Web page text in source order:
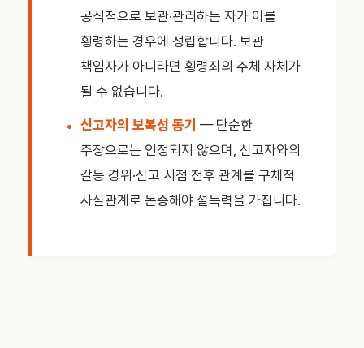
공식적으로 보관·관리하는 자가 이를
횡령하는 경우에 성립합니다. 보관
책임자가 아니라면 횡령죄의 주체 자체가
될 수 없습니다.
신고자의 보복성 동기 — 단순한
주장으로는 인정되지 않으며, 신고자와의
갈등 경위·신고 시점 전후 관계를 구체적
사실관계로 논증해야 설득력을 가집니다.